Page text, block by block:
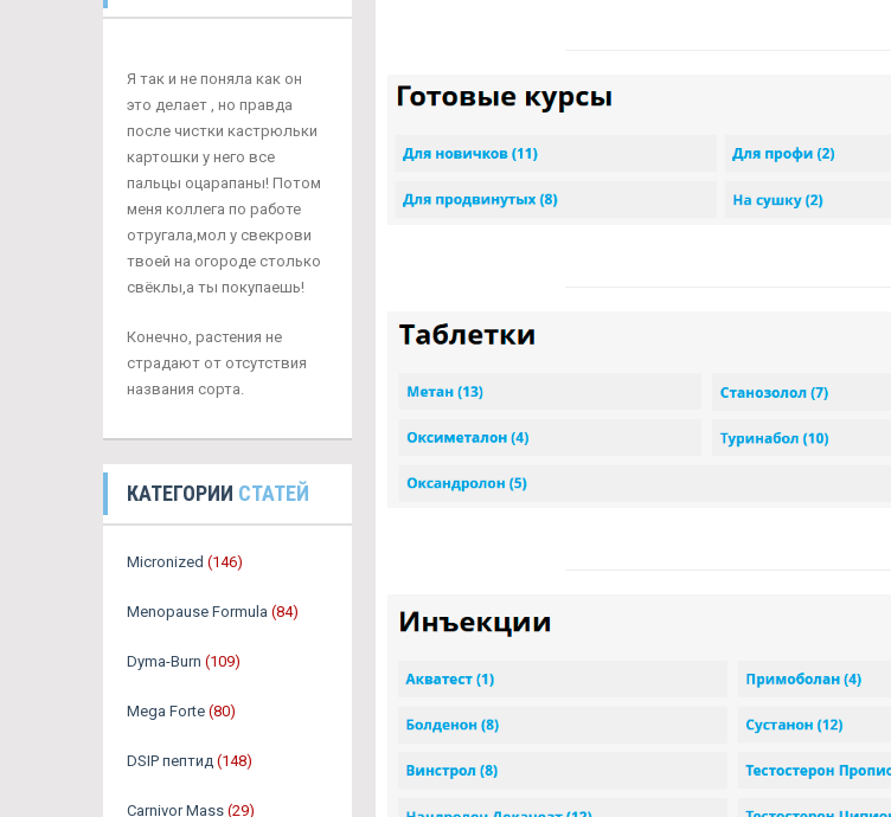
Я так и не поняла как он
это делает , но правда
после чистки кастрюльки
картошки у него все
пальцы оцарапаны! Потом
меня коллега по работе
отругала,мол у свекрови
твоей на огороде столько
свёклы,а ты покупаешь!
Конечно, растения не
страдают от отсутствия
названия сорта.
КАТЕГОРИИ СТАТЕЙ
Micronized (146)
Menopause Formula (84)
Dyma-Burn (109)
Mega Forte (80)
DSIP пептид (148)
Carnivor Mass (29)